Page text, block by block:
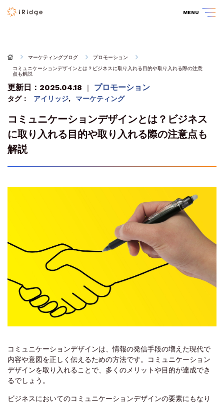
MENU
マーケティングブログ
プロモーション
コミュニケーションデザインとは？ビジネスに取り入れる目的や取り入れる際の注意
点も解説
更新日：2025.04.18 ｜ プロモーション
タグ： アイリッジ, マーケティング
コミュニケーションデザインとは？ビジネス
に取り入れる目的や取り入れる際の注意点も
解説
コミュニケーションデザインは、情報の発信手段の増えた現代で
内容や意図を正しく伝えるための方法です。コミュニケーション
デザインを取り入れることで、多くのメリットや目的が達成でき
るでしょう。
ビジネスにおいてのコミュニケーションデザインの要素にもなり